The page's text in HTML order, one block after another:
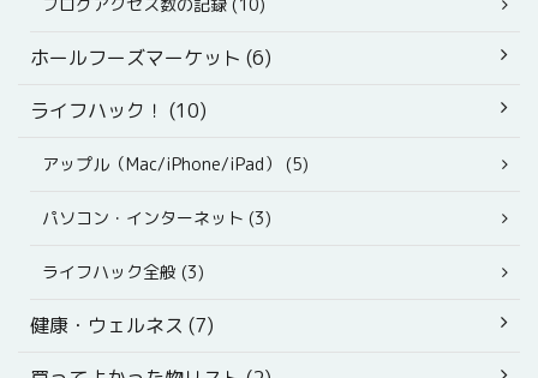
ホールフーズマーケット (6)
ライフハック！ (10)
アップル（Mac/iPhone/iPad） (5)
パソコン・インターネット (3)
ライフハック全般 (3)
健康・ウェルネス (7)